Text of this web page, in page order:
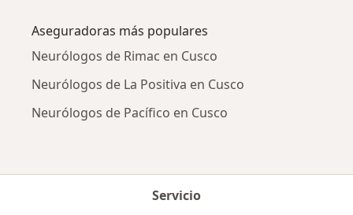
Aseguradoras más populares
Neurólogos de Rimac en Cusco
Neurólogos de La Positiva en Cusco
Neurólogos de Pacífico en Cusco
Servicio